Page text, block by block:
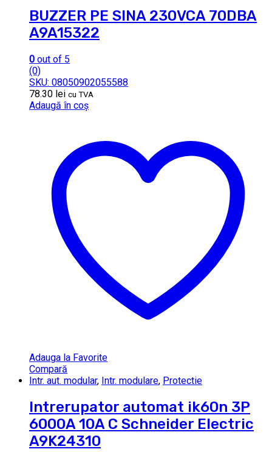
BUZZER PE SINA 230VCA 70DBA
A9A15322
0 out of 5
(0)
SKU: 08050902055588
78.30 lei cu TVA
Adaugă în coș
Adauga la Favorite
Compară
Intr. aut. modular, Intr. modulare, Protectie
Intrerupator automat ik60n 3P
6000A 10A C Schneider Electric
A9K24310